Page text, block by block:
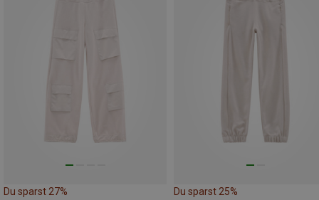
Du sparst 27% Du sparst 25%